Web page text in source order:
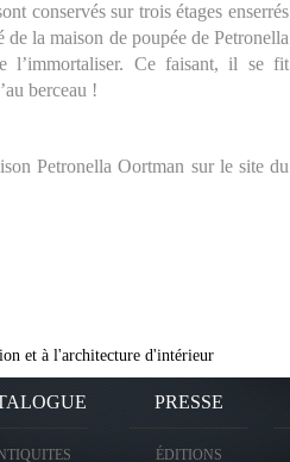
conservés sur trois étages enserrés
la maison de poupée de Petronella
l’immortaliser. Ce faisant, il se fit
berceau !
Petronella Oortman sur le site du
et à l'architecture d'intérieur
PRESSE
ÉDITIONS